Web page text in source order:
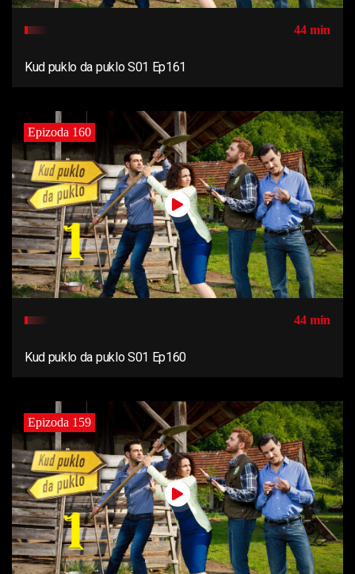
44 min
Kud puklo da puklo S01 Ep161
Epizoda 160
44 min
Kud puklo da puklo S01 Ep160
Epizoda 159